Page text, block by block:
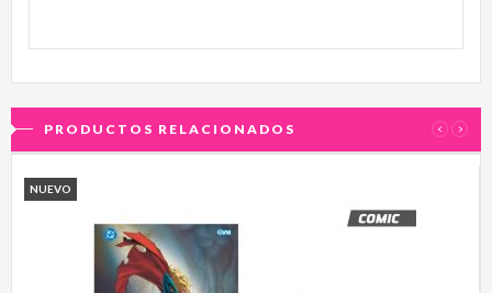
PRODUCTOS RELACIONADOS ‹ ›
NUEVO